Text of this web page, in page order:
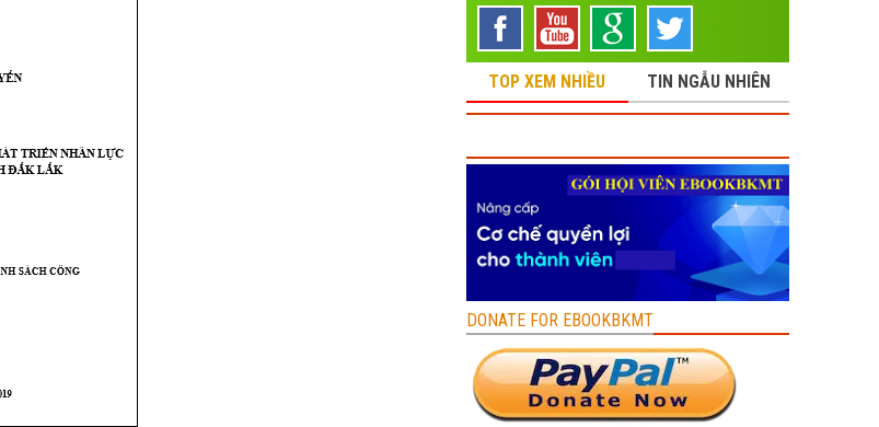
TOP XEM NHIỀU TIN NGẪU NHIÊN
DONATE FOR EBOOKBKMT